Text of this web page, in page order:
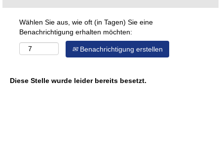
Wählen Sie aus, wie oft (in Tagen) Sie eine
Benachrichtigung erhalten möchten:
Benachrichtigung erstellen
Diese Stelle wurde leider bereits besetzt.